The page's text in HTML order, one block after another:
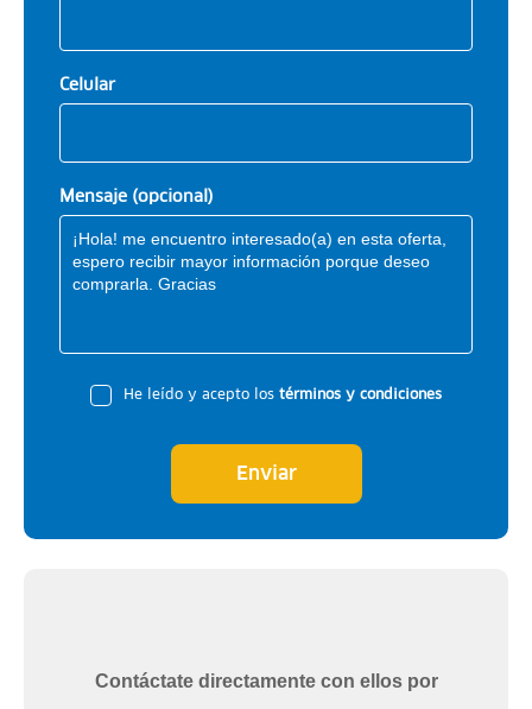
Celular
Mensaje (opcional)
He leído y acepto los términos y condiciones
Enviar
Contáctate directamente con ellos por